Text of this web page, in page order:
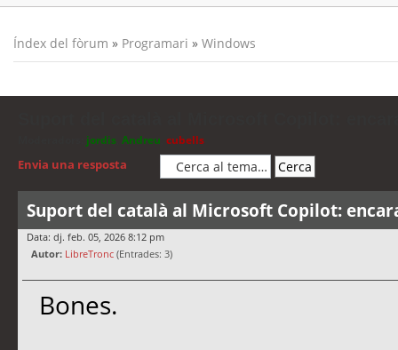
Índex del fòrum » Programari » Windows
jordis Andreu cubells
Envia una resposta
Suport del català al Microsoft Copilot:
Data: dj. feb. 05, 2026 8:12 pm
Autor: LibreTronc (Entrades: 3)
Bones.